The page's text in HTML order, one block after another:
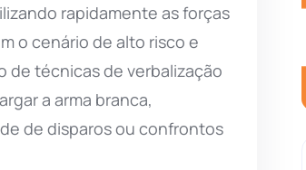
rapidamente as forças
o cenário de alto risco e
de técnicas de verbalização
a arma branca,
de disparos ou confrontos